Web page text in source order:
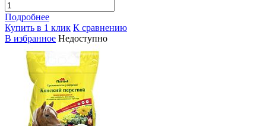
Подробнее
Купить в 1 клик К сравнению
В избранное Недоступно